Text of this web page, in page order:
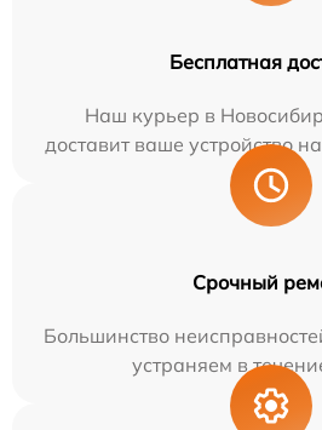
Бесплатная
Наш курьер в
доставит ваше устройство
Срочный
Большинство
устраняем в